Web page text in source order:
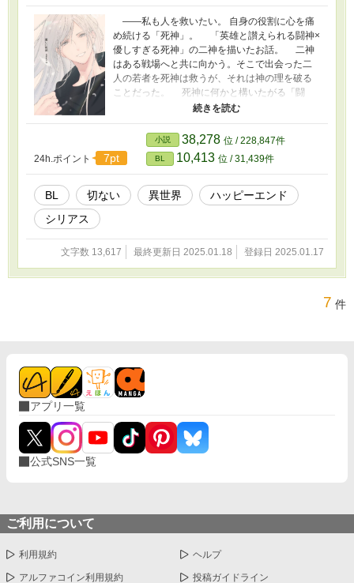
――私も人を救いたい。 自身の役割に心を痛
め続ける「死神」。 「英雄と讃えられる闘神×
優しすぎる死神」の二神を描いたお話。 二神
はある戦場へと共に向かう。そこで出会った二
人の若者を死神は救うが、それは神の理を破る
ことだった。 死神に何かと構いたがる「闘
神」との穏やかながら深い愛情を描きました。
す！ 全五話。完結いたしましたが、現在続きを
構想中です。出来上がりましたらこちらに載せ
ようと思いますので、その時にはよろしくお願
いします。 素敵な表紙は、絵師の三波わかめさ
んから頂きました✨ ありがとうございます💕
24h.ポイント 7pt
小説 38,278 位 / 228,847件
BL 10,413 位 / 31,439件
BL 切ない 異世界
ハッピーエンド
シリアス
文字数 13,617 最終更新日 2025.01.18 登録日 2025.01.17
7 件
アプリ一覧
公式SNS一覧
ご利用について
利用規約 ヘルプ
アルファコイン利用規約 投稿ガイドライン